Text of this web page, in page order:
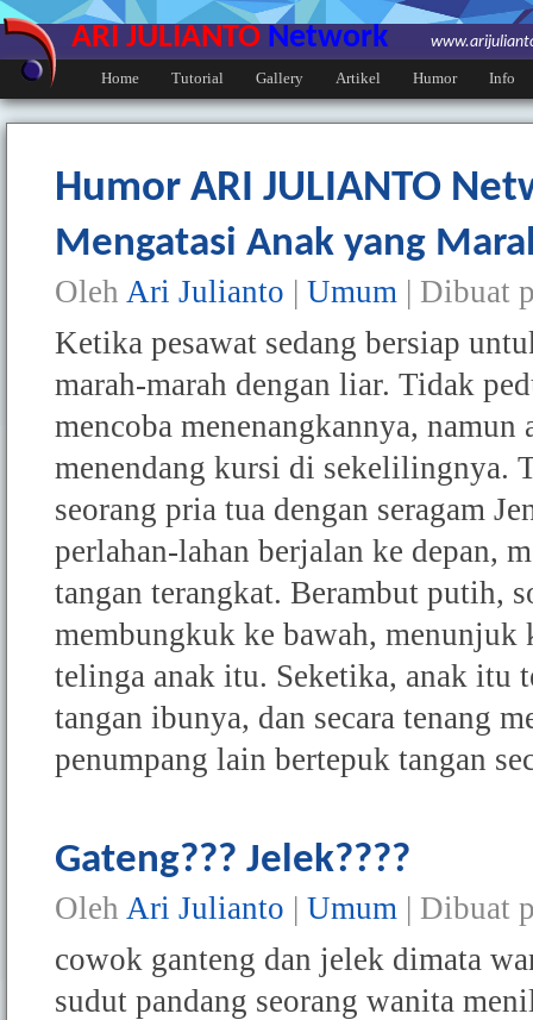
ARI JULIANTO Network
Home
Tutorial Gallery Artikel Humor Info
Humor ARI JULIANTO
Mengatasi Anak yang
Oleh Ari Julianto | Umum | Dibuat
Ketika pesawat sedang bersiap
marah-marah dengan liar. Tidak
mencoba menenangkannya,
menendang kursi di sekelilingnya.
seorang pria tua dengan seragam
perlahan-lahan berjalan ke depan,
tangan terangkat. Berambut putih,
membungkuk ke bawah, menunjuk
telinga anak itu. Seketika, anak itu
tangan ibunya, dan secara tenang
penumpang lain bertepuk tangan
Gateng??? Jelek????
Oleh Ari Julianto | Umum | Dibuat
cowok ganteng dan jelek dimata
sudut pandang seorang wanita